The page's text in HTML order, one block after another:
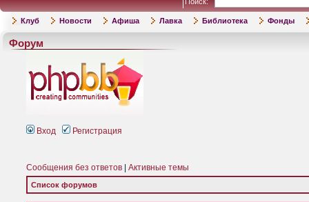
Клуб Новости Афиша Лавка Библиотека Фонды
Форум
Вход Регистрация
Сообщения без ответов Активные темы
Список форумов